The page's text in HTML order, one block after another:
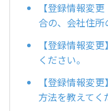
【登録情報変
合の、会社住所
【登録情報変
ください。
【登録情報変
方法を教えてく